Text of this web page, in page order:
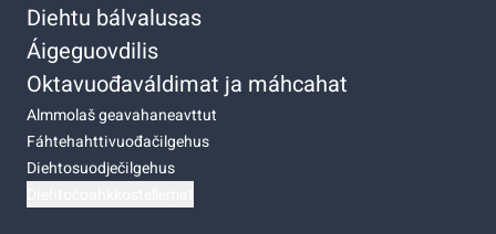
Diehtu bálvalusas
Áigeguovdilis
Oktavuođaváldimat ja máhcahat
Almmolaš geavahaneavttut
Fáhtehahttivuođačilgehus
Diehtosuodječilgehus